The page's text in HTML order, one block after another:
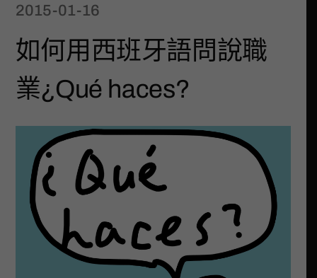
2015-01-16
如何用西班牙語問說職
業¿Qué haces?